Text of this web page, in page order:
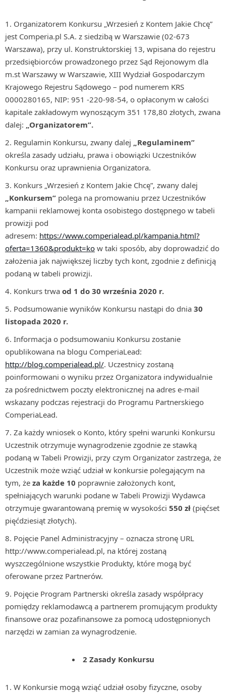
Organizatorem Konkursu „Wrzesień z Kontem Jakie Chcę”
jest Comperia.pl S.A. z siedzibą w Warszawie (02-673
Warszawa), przy ul. Konstruktorskiej 13, wpisana do rejestru
przedsiębiorców prowadzonego przez Sąd Rejonowym dla
m.st Warszawy w Warszawie, XIII Wydział Gospodarczym
Krajowego Rejestru Sądowego – pod numerem KRS
0000280165, NIP: 951 -220-98-54, o opłaconym w całości
kapitale zakładowym wynoszącym 351 178,80 złotych, zwana
dalej: „Organizatorem”.
Regulamin Konkursu, zwany dalej „Regulaminem”
określa zasady udziału, prawa i obowiązki Uczestników
Konkursu oraz uprawnienia Organizatora.
Konkurs „Wrzesień z Kontem Jakie Chcę”, zwany dalej
„Konkursem” polega na promowaniu przez Uczestników
kampanii reklamowej konta osobistego dostępnego w tabeli
prowizji pod
adresem: https://www.comperialead.pl/kampania.html?
oferta=1360&produkt=ko w taki sposób, aby doprowadzić do
założenia jak największej liczby tych kont, zgodnie z definicją
podaną w tabeli prowizji.
Konkurs trwa od 1 do 30 września 2020 r.
Podsumowanie wyników Konkursu nastąpi do dnia 30
listopada 2020 r.
Informacja o podsumowaniu Konkursu zostanie
opublikowana na blogu ComperiaLead:
http://blog.comperialead.pl/. Uczestnicy zostaną
poinformowani o wyniku przez Organizatora indywidualnie
za pośrednictwem poczty elektronicznej na adres e-mail
wskazany podczas rejestracji do Programu Partnerskiego
ComperiaLead.
Za każdy wniosek o Konto, który spełni warunki Konkursu
Uczestnik otrzymuje wynagrodzenie zgodnie ze stawką
podaną w Tabeli Prowizji, przy czym Organizator zastrzega, że
Uczestnik może wziąć udział w konkursie polegającym na
tym, że za każde 10 poprawnie założonych kont,
spełniających warunki podane w Tabeli Prowizji Wydawca
otrzymuje gwarantowaną premię w wysokości 550 zł (pięćset
pięćdziesiąt złotych).
Pojęcie Panel Administracyjny – oznacza stronę URL
http://www.comperialead.pl, na której zostaną
wyszczególnione wszystkie Produkty, które mogą być
oferowane przez Partnerów.
Pojęcie Program Partnerski określa zasady współpracy
pomiędzy reklamodawcą a partnerem promującym produkty
finansowe oraz pozafinansowe za pomocą udostępnionych
narzędzi w zamian za wynagrodzenie.
2 Zasady Konkursu
W Konkursie mogą wziąć udział osoby fizyczne, osoby